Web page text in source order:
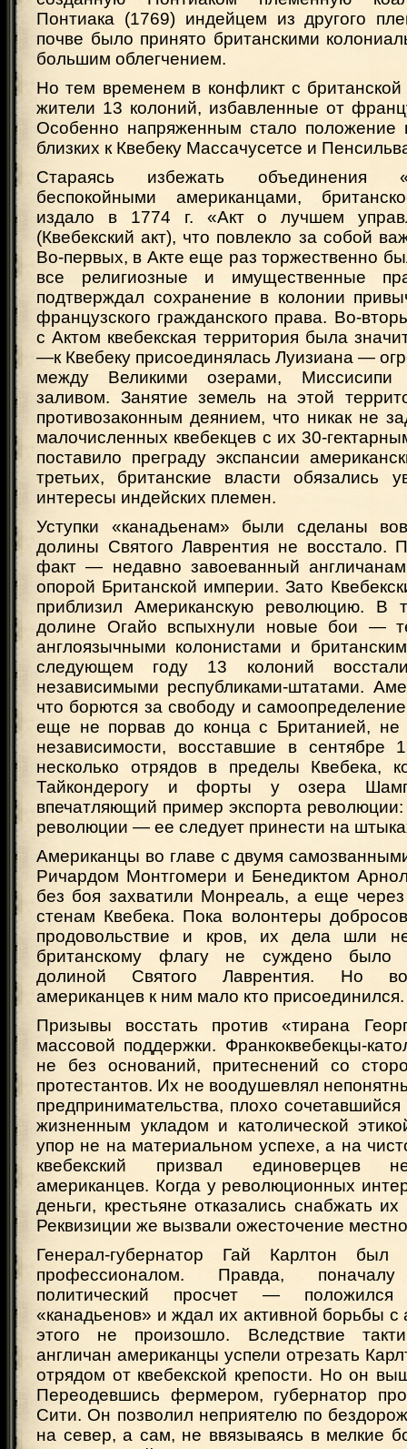
Понтиака (1769) индейцем из другого
почве было принято британскими
большим облегчением.
Но тем временем в конфликт с британской
жители 13 колоний, избавленные от
Особенно напряженным стало положение
близких к Квебеку Массачусетсе и
Стараясь избежать объединения
беспокойными американцами,
издало в 1774 г. «Акт о лучшем
(Квебекский акт), что повлекло за собой
Во-первых, в Акте еще раз торжественно
все религиозные и имущественные
подтверждал сохранение в колонии
французского гражданского права. Во-
с Актом квебекская территория была
—к Квебеку присоединялась Луизиана —
между Великими озерами, Миссисипи
заливом. Занятие земель на этой
противозаконным деянием, что никак не
малочисленных квебекцев с их 30-
поставило преграду экспансии
третьих, британские власти обязались
интересы индейских племен.
Уступки «канадьенам» были сделаны
долины Святого Лаврентия не восстало.
факт — недавно завоеванный
опорой Британской империи. Зато
приблизил Американскую революцию.
долине Огайо вспыхнули новые бои —
англоязычными колонистами и
следующем году 13 колоний
независимыми республиками-штатами.
что борются за свободу и
еще не порвав до конца с Британией, не
независимости, восставшие в сентябре
несколько отрядов в пределы Квебека,
Тайкондерогу и форты у озера
впечатляющий пример экспорта революции:
революции — ее следует принести на
Американцы во главе с двумя
Ричардом Монтгомери и Бенедиктом
без боя захватили Монреаль, а еще
стенам Квебека. Пока волонтеры
продовольствие и кров, их дела шли
британскому флагу не суждено было
долиной Святого Лаврентия. Но
американцев к ним мало кто присоединился.
Призывы восстать против «тирана
массовой поддержки. Франкоквебекцы-
не без оснований, притеснений со
протестантов. Их не воодушевлял
предпринимательства, плохо
жизненным укладом и католической
упор не на материальном успехе, а на
квебекский призвал единоверцев
американцев. Когда у революционных
деньги, крестьяне отказались снабжать
Реквизиции же вызвали ожесточение
Генерал-губернатор Гай Карлтон
профессионалом. Правда,
политический просчет —
«канадьенов» и ждал их активной борьбы
этого не произошло. Вследствие
англичан американцы успели отрезать
отрядом от квебекской крепости. Но он
Переодевшись фермером, губернатор
Сити. Он позволил неприятелю по
на север, а сам, не ввязываясь в мелкие